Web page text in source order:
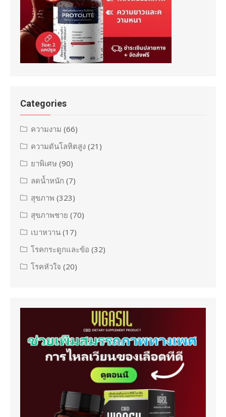
Categories
ความงาม (66)
ความดันโลหิตสูง (21)
ยาพิเศษ (90)
ลดน้ำหนัก (7)
สุขภาพ (323)
สุขภาพชาย (70)
เบาหวาน (17)
โรคกระดูกและข้อ (32)
โรคหัวใจ (20)